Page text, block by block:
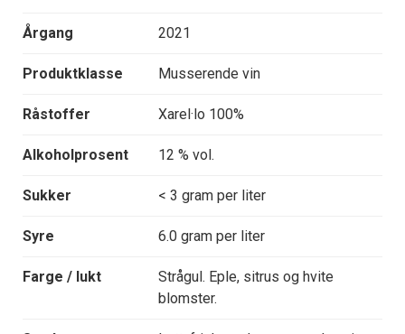
Årgang 2021
Produktklasse Musserende vin
Råstoffer Xarel·lo 100%
Alkoholprosent 12 % vol.
Sukker < 3 gram per liter
Syre 6.0 gram per liter
Farge / lukt
Strågul. Eple, sitrus og hvite
blomster.